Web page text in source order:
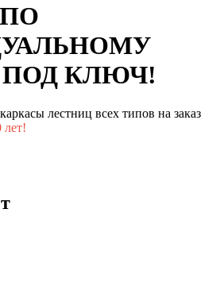
КЛЮЧ!
лестниц всех типов на заказ
лет!